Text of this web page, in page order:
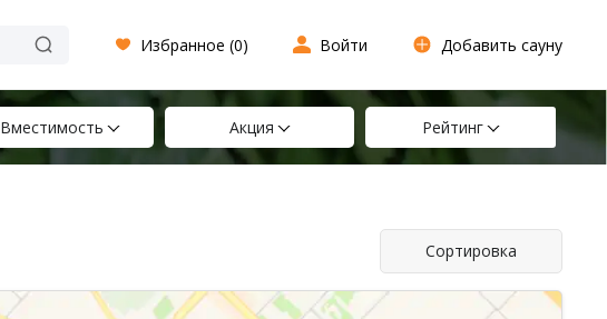
Избранное (0) Войти Добавить сауну
Вместимость Акция Рейтинг
Сортировка